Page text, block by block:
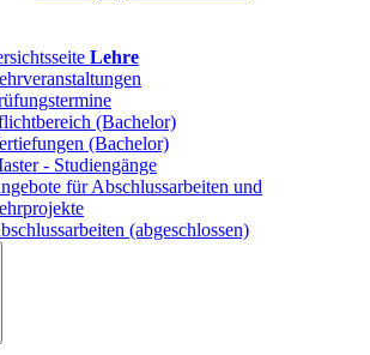
Lehre
(Bachelor)
(Bachelor)
- Studiengänge
für Abschlussarbeiten und
(abgeschlossen)